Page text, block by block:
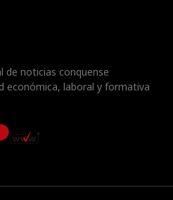
de noticias conquense
económica, laboral y formativa